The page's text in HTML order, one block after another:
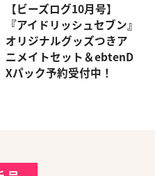
【ビーズログ10月号】
『アイドリッシュセブン』
オリジナルグッズつきア
ニメイトセット＆ebtenD
Xパック予約受付中！